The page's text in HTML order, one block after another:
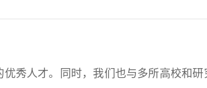
秀人才。同时，我们也与多所高校和